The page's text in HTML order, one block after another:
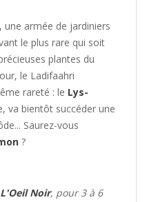
armée de jardiniers
le plus rare qui soit
plantes du
le Ladifaahri
rareté : le Lys-
va bientôt succéder une
Saurez-vous
?
L'Oeil Noir, pour 3 à 6